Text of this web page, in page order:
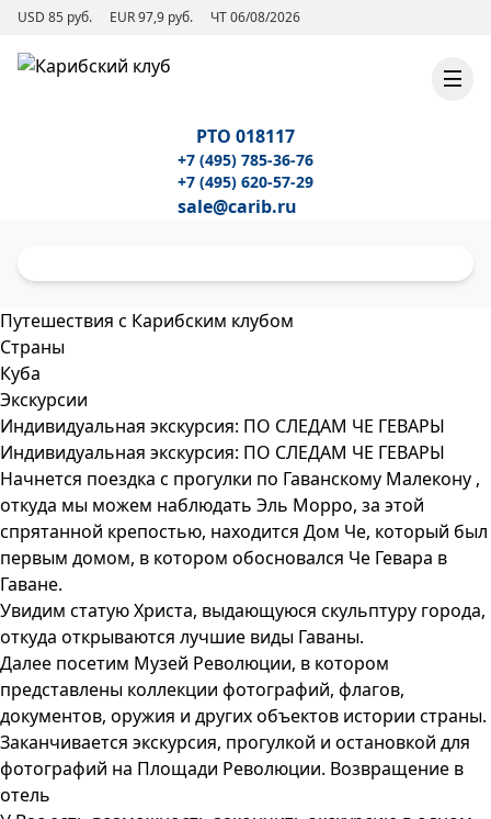
USD 85 руб. EUR 97,9 руб. ЧТ 06/08/2026
РТО 018117
+7 (495) 785-36-76
+7 (495) 620-57-29
sale@carib.ru
Путешествия с Карибским клубом
Страны
Куба
Экскурсии
Индивидуальная экскурсия: ПО СЛЕДАМ ЧЕ ГЕВАРЫ
Индивидуальная экскурсия: ПО СЛЕДАМ ЧЕ ГЕВАРЫ
Начнется поездка с прогулки по Гаванскому Малекону ,
откуда мы можем наблюдать Эль Морро, за этой
спрятанной крепостью, находится Дом Че, который был
первым домом, в котором обосновался Че Гевара в
Гаване.
Увидим статую Христа, выдающуюся скульптуру города,
откуда открываются лучшие виды Гаваны.
Далее посетим Музей Революции, в котором
представлены коллекции фотографий, флагов,
документов, оружия и других объектов истории страны.
Заканчивается экскурсия, прогулкой и остановкой для
фотографий на Площади Революции. Возвращение в
отель